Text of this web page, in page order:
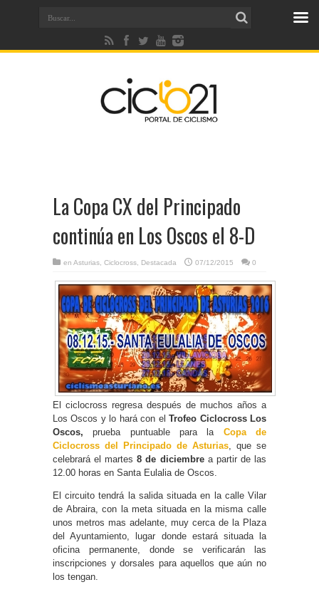
La Copa CX del Principado
continúa en Los Oscos el 8-D
en Asturias Ciclocross Destacada 07/12/2015 0
El ciclocross regresa después de muchos años a
Los Oscos y lo hará con el Trofeo Ciclocross Los
Oscos, prueba puntuable para laCopa de
Ciclocross del Principado de Asturias, que se
celebrará el martes 8 de diciembrea partir de las
12.00 horas en Santa Eulalia de Oscos.
El circuito tendrá la salida situada en la calle Vilar
de Abraira, con la meta situada en la misma calle
unos metros mas adelante, muy cerca de la Plaza
del Ayuntamiento, lugar donde estará situada la
oficina permanente, donde se verificarán las
inscripciones y dorsales para aquellos que aún no
los tengan.